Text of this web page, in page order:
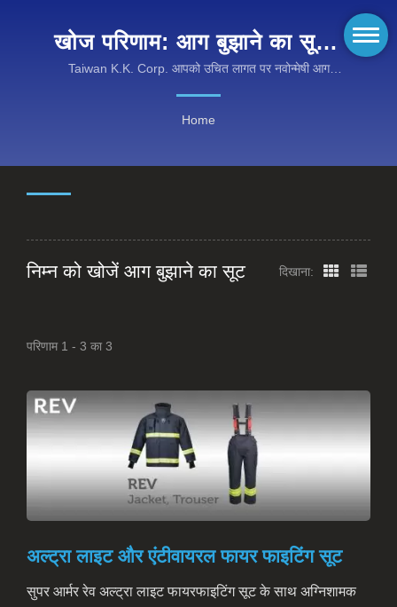
खोज परिणाम: आग बुझाने का सूट |
KANOX® अग्नि सुरक्षा वस्त्रों का
अन्वेषण करें: उन्नत अग्नि-प्रतिरोधी
Taiwan K.K. Corp. आपको उचित लागत पर नवोन्मेषी आग
Home
निम्न को खोजें आग बुझाने का सूट दिखाना:
परिणाम 1 - 3 का 3
अल्ट्रा लाइट और एंटीवायरल फायर फाइटिंग सूट
सुपर आर्मर रेव अल्ट्रा लाइट फायरफाइटिंग सूट के साथ अग्निशामक